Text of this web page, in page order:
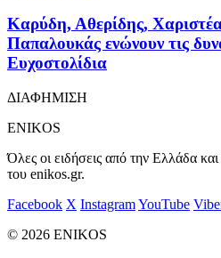
Καρύδη, Αθερίδης,
Παπαλουκάς ενώνουν τις
Ευχοστολίδια
ΔΙΑΦΗΜΙΣΗ
ENIKOS
Όλες οι ειδήσεις από την Ελλάδα
του enikos.gr.
Facebook X InstagramYouTube
© 2026 ENIKOS